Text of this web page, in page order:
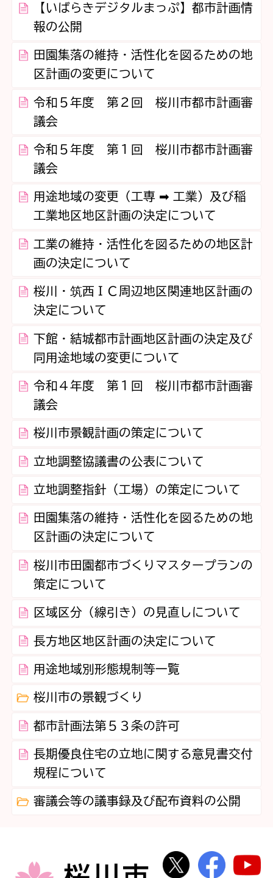
【いばらきデジタルまっぷ】都市計画情
報の公開
田園集落の維持・活性化を図るための地
区計画の変更について
令和５年度 第２回 桜川市都市計画審
議会
令和５年度 第１回 桜川市都市計画審
議会
用途地域の変更（工専 ➡ 工業）及び稲
工業地区地区計画の決定について
工業の維持・活性化を図るための地区計
画の決定について
桜川・筑西ＩＣ周辺地区関連地区計画の
決定について
下館・結城都市計画地区計画の決定及び
同用途地域の変更について
令和４年度 第１回 桜川市都市計画審
議会
桜川市景観計画の策定について
立地調整協議書の公表について
立地調整指針（工場）の策定について
田園集落の維持・活性化を図るための地
区計画の決定について
桜川市田園都市づくりマスタープランの
策定について
区域区分（線引き）の見直しについて
長方地区地区計画の決定について
用途地域別形態規制等一覧
桜川市の景観づくり
都市計画法第５３条の許可
長期優良住宅の立地に関する意見書交付
規程について
審議会等の議事録及び配布資料の公開
桜川市
桜川市公式
桜川